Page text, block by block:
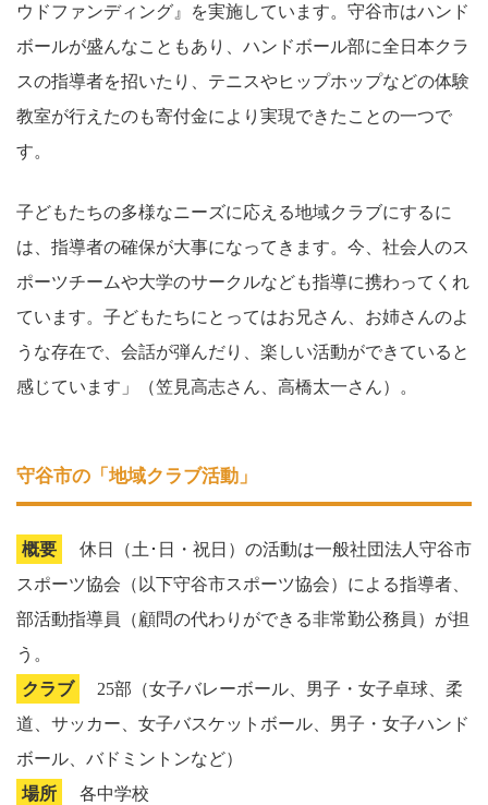
ウドファンディング』を実施しています。守谷市はハンド
ボールが盛んなこともあり、ハンドボール部に全日本クラ
スの指導者を招いたり、テニスやヒップホップなどの体験
教室が行えたのも寄付金により実現できたことの一つで
す。
子どもたちの多様なニーズに応える地域クラブにするに
は、指導者の確保が大事になってきます。今、社会人のス
ポーツチームや大学のサークルなども指導に携わってくれ
ています。子どもたちにとってはお兄さん、お姉さんのよ
うな存在で、会話が弾んだり、楽しい活動ができていると
感じています」（笠見高志さん、高橋太一さん）。
守谷市の「地域クラブ活動」
概要
休日（土･日・祝日）の活動は一般社団法人守谷市
スポーツ協会（以下守谷市スポーツ協会）による指導者、
部活動指導員（顧問の代わりができる非常勤公務員）が担
う。
クラブ
25部（女子バレーボール、男子・女子卓球、柔
道、サッカー、女子バスケットボール、男子・女子ハンド
ボール、バドミントンなど）
場所
各中学校